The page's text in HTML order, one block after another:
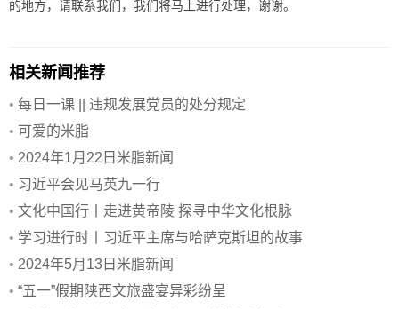
的地方，请联系我们，我们将马上进行处理，谢谢。
相关新闻推荐
• 每日一课 || 违规发展党员的处分规定
• 可爱的米脂
• 2024年1月22日米脂新闻
• 习近平会见马英九一行
• 文化中国行丨走进黄帝陵 探寻中华文化根脉
• 学习进行时丨习近平主席与哈萨克斯坦的故事
• 2024年5月13日米脂新闻
• “五一”假期陕西文旅盛宴异彩纷呈